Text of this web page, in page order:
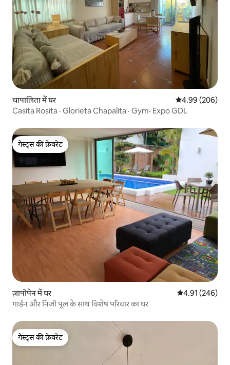
चापालिता में घर औसत रेटिंग 5 में से
4.99 (206)
Casita Rosita · Glorieta Chapalita · Gym· Expo GDL
गेस्ट्स की फ़ेवरेट
गेस्ट्स की फ़ेवरेट
ज़ापोपेन में घर औसत रेटिंग 5 में से
4.91 (246)
गार्डन और निजी पूल के साथ विशेष परिवार का घर
गेस्ट्स की फ़ेवरेट
गेस्ट्स की फ़ेवरेट